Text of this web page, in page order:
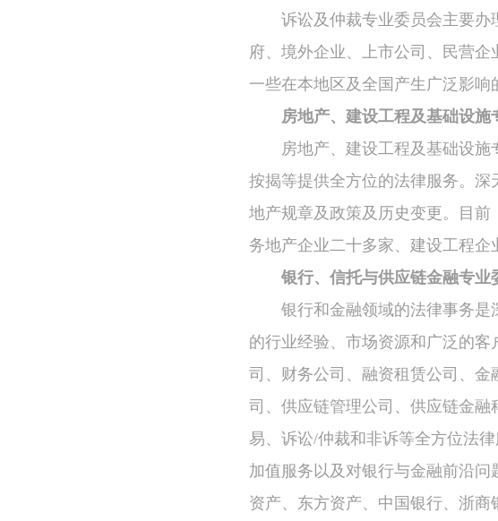
诉讼及仲裁专业委员会主要
府、境外企业、上市公司、民营
一些在本地区及全国产生广泛影响
房地产、建设工程及基础设施
房地产、建设工程及基础设
按揭等提供全方位的法律服务。
地产规章及政策及历史变更。目
务地产企业二十多家、建设工程企
银行、信托与供应链金融专业
银行和金融领域的法律事务
的行业经验、市场资源和广泛的
司、财务公司、融资租赁公司、
司、供应链管理公司、供应链金
易、诉讼/仲裁和非诉等全方位法
加值服务以及对银行与金融前沿
资产、东方资产、中国银行、浙